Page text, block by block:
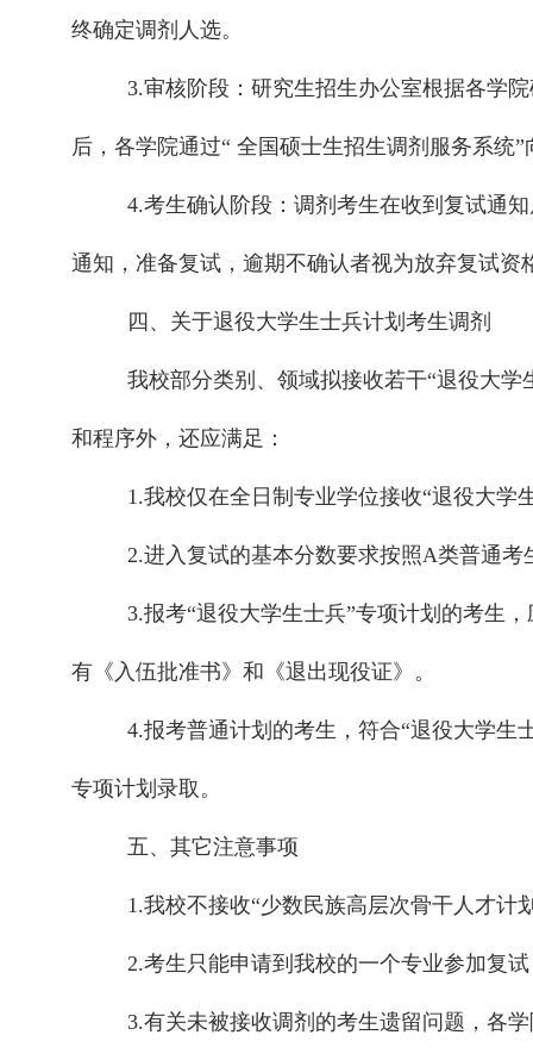
终确定调剂人选。
3.审核阶段：研究生招生办公室根据各学
后，各学院通过“ 全国硕士生招生调剂服务系统
4.考生确认阶段：调剂考生在收到复试通
通知，准备复试，逾期不确认者视为放弃复试资
四、关于退役大学生士兵计划考生调剂
我校部分类别、领域拟接收若干“退役大学
和程序外，还应满足：
1.我校仅在全日制专业学位接收“退役大学
2.进入复试的基本分数要求按照A类普通考
3.报考“退役大学生士兵”专项计划的考生
有《入伍批准书》和《退出现役证》。
4.报考普通计划的考生，符合“退役大学生
专项计划录取。
五、其它注意事项
1.我校不接收“少数民族高层次骨干人才计
2.考生只能申请到我校的一个专业参加复
3.有关未被接收调剂的考生遗留问题，各